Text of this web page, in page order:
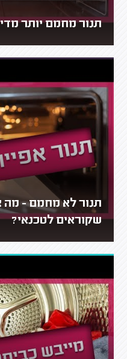
תנור מחמם יותר
תנור לא מחמם - מה
שקוראים לטכנאי?